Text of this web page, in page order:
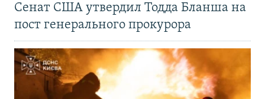
Сенат США утвердил Тодда Бланша на
пост генерального прокурора